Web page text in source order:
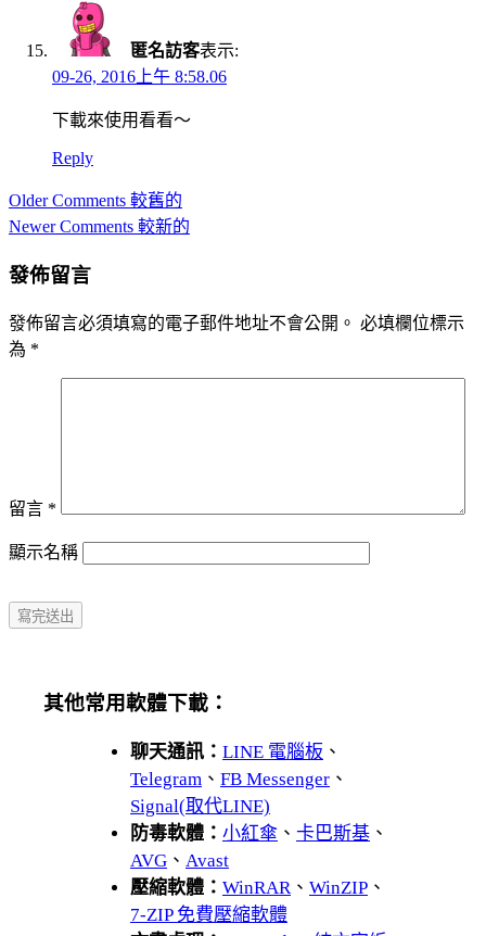
匿名訪客表示:
09-26, 2016上午 8:58.06
下載來使用看看～
Reply
Comment
navigation
Older Comments 較舊的
Newer Comments 較新的
發佈留言
發佈留言必須填寫的電子郵件地址不會公開。 必填欄位標示
為 *
留言 *
顯示名稱
其他常用軟體下載：
聊天通訊： LINE 電腦板 、
Telegram 、 FB Messenger 、
Signal(取代LINE)
防毒軟體： 小紅傘 、 卡巴斯基 、
AVG 、 Avast
壓縮軟體： WinRAR、 WinZIP 、
7-ZIP 免費壓縮軟體